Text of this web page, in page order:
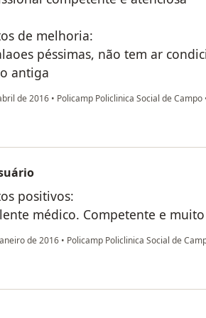
de melhoria:
péssimas, não tem ar
antiga
de 2016 • Policamp Policlinica Social de Campo
positivos:
médico. Competente e
de 2016 • Policamp Policlinica Social de